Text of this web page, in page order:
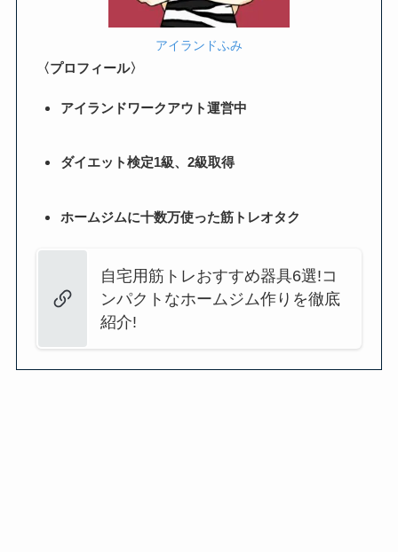
アイランドふみ
〈プロフィール〉
アイランドワークアウト運営中
ダイエット検定1級、2級取得
ホームジムに十数万使った筋トレオタク
自宅用筋トレおすすめ器具6選!コ
ンパクトなホームジム作りを徹底
紹介!